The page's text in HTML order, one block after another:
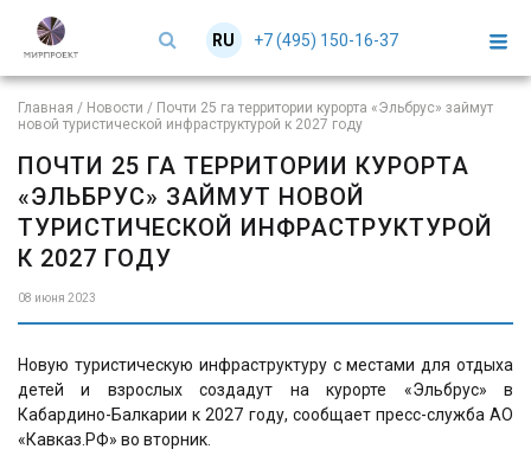
EN
RU +7 (495) 150-16-37
Главная / Новости / Почти 25 га территории курорта «Эльбрус» займут
новой туристической инфраструктурой к 2027 году
ПОЧТИ 25 ГА ТЕРРИТОРИИ КУРОРТА
«ЭЛЬБРУС» ЗАЙМУТ НОВОЙ
ТУРИСТИЧЕСКОЙ ИНФРАСТРУКТУРОЙ
К 2027 ГОДУ
08 июня 2023
Новую туристическую инфраструктуру с местами для отдыха
детей и взрослых создадут на курорте «Эльбрус» в
Кабардино-Балкарии к 2027 году, сообщает пресс-служба АО
«Кавказ.РФ» во вторник.